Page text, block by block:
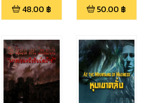
48.00 ฿ 50.00 ฿